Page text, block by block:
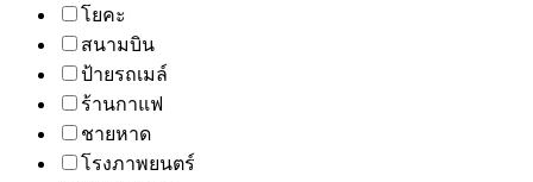
โยคะ
สนามบิน
ป้ายรถเมล์
ร้านกาแฟ
ชายหาด
โรงภาพยนตร์